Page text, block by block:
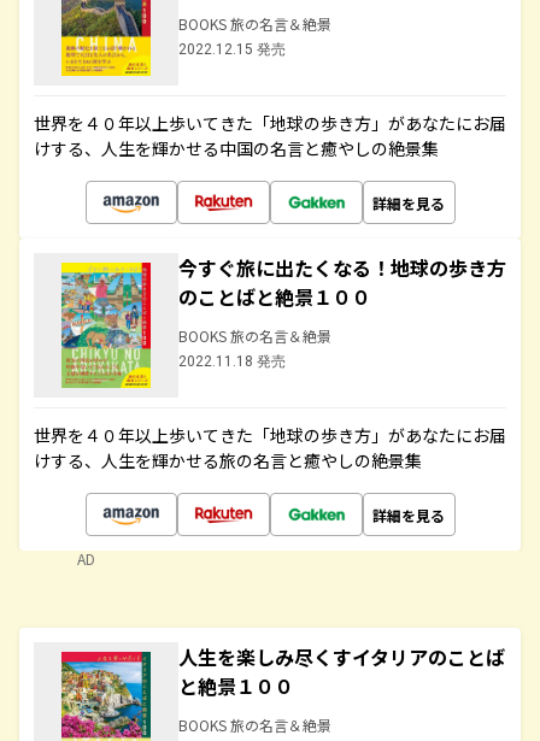
BOOKS 旅の名言＆絶景
2022.12.15 発売
世界を４０年以上歩いてきた「地球の歩き方」があなたにお届
けする、人生を輝かせる中国の名言と癒やしの絶景集
詳細を見る
今すぐ旅に出たくなる！地球の歩き方
のことばと絶景１００
BOOKS 旅の名言＆絶景
2022.11.18 発売
世界を４０年以上歩いてきた「地球の歩き方」があなたにお届
けする、人生を輝かせる旅の名言と癒やしの絶景集
詳細を見る
AD
人生を楽しみ尽くすイタリアのことば
と絶景１００
BOOKS 旅の名言＆絶景